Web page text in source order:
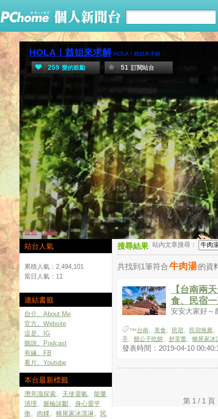
HOLA！酋姐來求解 HOLA！酋姐來求解
259 愛的鼓勵 51 訂閱站台
首頁 活動
搜尋結果 站內文章搜尋：
共找到1筆符合牛肉湯的資
【台南兩
食、民宿
安安大家好～
台南、 美食、 民宿、 民宿推薦、
手、 餵公子吃餅、 舒芙蕾、 蜷尾家冰
發表時間：2019-04-10
第 1 / 1
站台人氣
累積人氣： 2,494,101
當日人氣： 11
連結書籤
自介。About Me
官方。Website
這是。IG
聽說。Podcast
有緣。FB
看片。Youtube
本台最新標籤
潛意識探索、 天使靈氣、 能量
清理、 脈輪診斷、 身心靈平
衡、 肉粿、 蜷尾家冰淇淋、
民